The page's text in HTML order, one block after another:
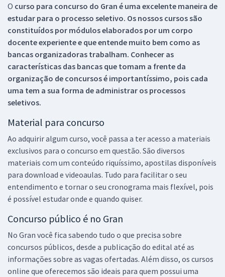
O curso para concurso do Gran é uma excelente maneira de
estudar para o processo seletivo. Os nossos cursos são
constituídos por módulos elaborados por um corpo
docente experiente e que entende muito bem como as
bancas organizadoras trabalham. Conhecer as
características das bancas que tomam a frente da
organização de concursos é importantíssimo, pois cada
uma tem a sua forma de administrar os processos
seletivos.
Material para concurso
Ao adquirir algum curso, você passa a ter acesso a materiais
exclusivos para o concurso em questão. São diversos
materiais com um conteúdo riquíssimo, apostilas disponíveis
para download e videoaulas. Tudo para facilitar o seu
entendimento e tornar o seu cronograma mais flexível, pois
é possível estudar onde e quando quiser.
Concurso público é no Gran
No Gran você fica sabendo tudo o que precisa sobre
concursos públicos, desde a publicação do edital até as
informações sobre as vagas ofertadas. Além disso, os cursos
online que oferecemos são ideais para quem possui uma